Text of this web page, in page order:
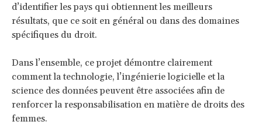
d’identifier les pays qui obtiennent les meilleurs
résultats, que ce soit en général ou dans des domaines
spécifiques du droit.
Dans l’ensemble, ce projet démontre clairement
comment la technologie, l’ingénierie logicielle et la
science des données peuvent être associées afin de
renforcer la responsabilisation en matière de droits des
femmes.